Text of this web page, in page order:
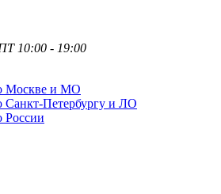
10:00 - 19:00
Москве и МО
Санкт-Петербургу и ЛО
России